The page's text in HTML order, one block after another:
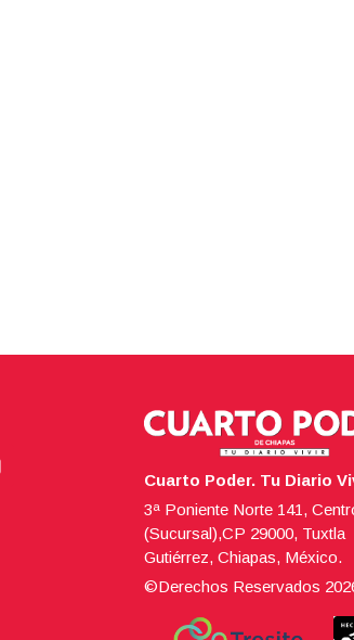
Cuarto Poder. Tu Diario
3ª Poniente Norte 141,
(Sucursal),CP 29000, Tuxtla
Gutiérrez, Chiapas, México.
©Derechos Reservados